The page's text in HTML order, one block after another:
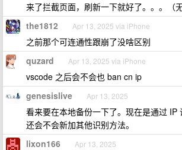
来了拦截页面，刷新一下就好了。。。（
the1812 Apr 13, 2025 via iPhone
之前那个可连通性跟崩了没啥区别
quzard Apr 13, 2025 via iPhone
vscode 之后会不会也 ban cn ip
genesislive Apr 13, 2025
看来要在本地备份一下了。现在是通过 IP
还会不会新加其他识别方法。
lixon166 Apr 13, 2025